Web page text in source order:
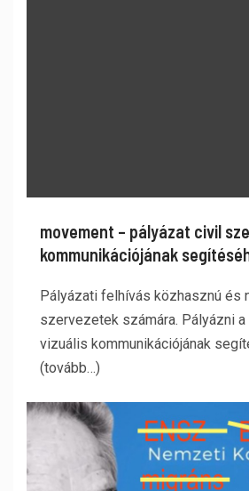
movement – pályázat civil
kommunikációjának
Pályázati felhívás közhasznú és
szervezetek számára. Pályázni
vizuális kommunikációjának
(tovább…)